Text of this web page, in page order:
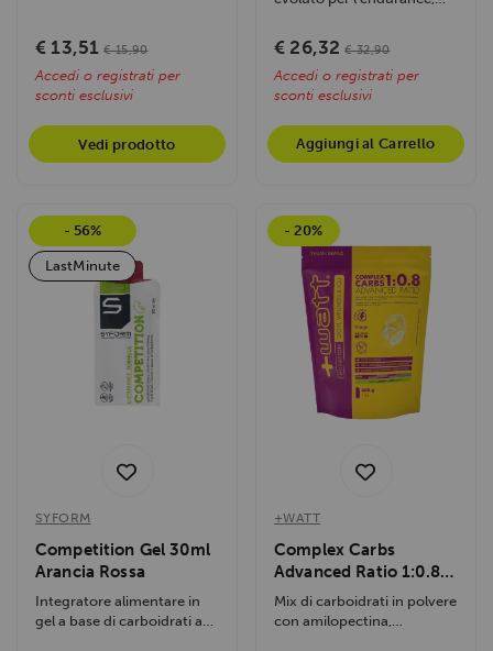
€ 13,51 € 15,90
Accedi o registrati per
sconti esclusivi
Vedi prodotto
di...
€ 26,32 € 32,90
Accedi o registrati per
sconti esclusivi
Aggiungi al Carrello
- 56%
LastMinute
SYFORM
Competition Gel 30ml
Arancia Rossa
Integratore alimentare in
gel a base di carboidrati a
- 20%
+WATT
Complex Carbs
Advanced Ratio 1:0.8
600gr
Mix di carboidrati in polvere
con amilopectina,